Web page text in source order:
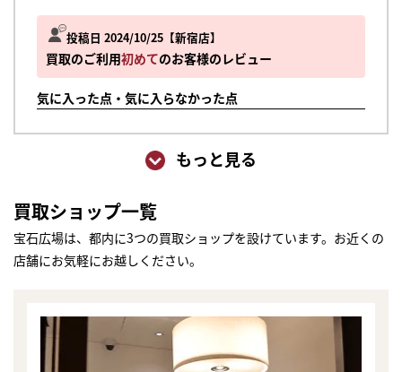
投稿日 2024/10/25 新宿店
買取のご利用初めてのお客様のレビュー
気に入った点・気に入らなかった点
もっと見る
買取ショップ一覧
宝石広場は、都内に3つの買取ショップを設けています。お近くの
店舗にお気軽にお越しください。